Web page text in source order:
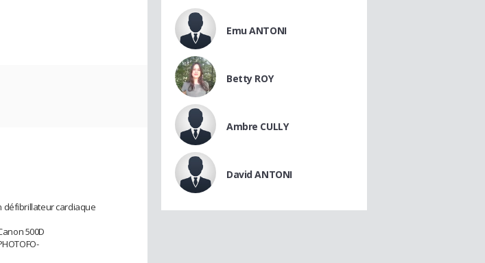
défibrillateur cardiaque
500D
Emu ANTONI
Betty ROY
Ambre CULLY
David ANTONI